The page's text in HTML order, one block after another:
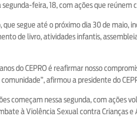
segunda-feira, 18, com ações que
segue até o próximo dia 30 de maio,
de livro, atividades infantis,
do CEPRO é reafirmar nosso
afirmou a presidente do
começam nessa segunda, com ações
à Violência Sexual contra Crianças